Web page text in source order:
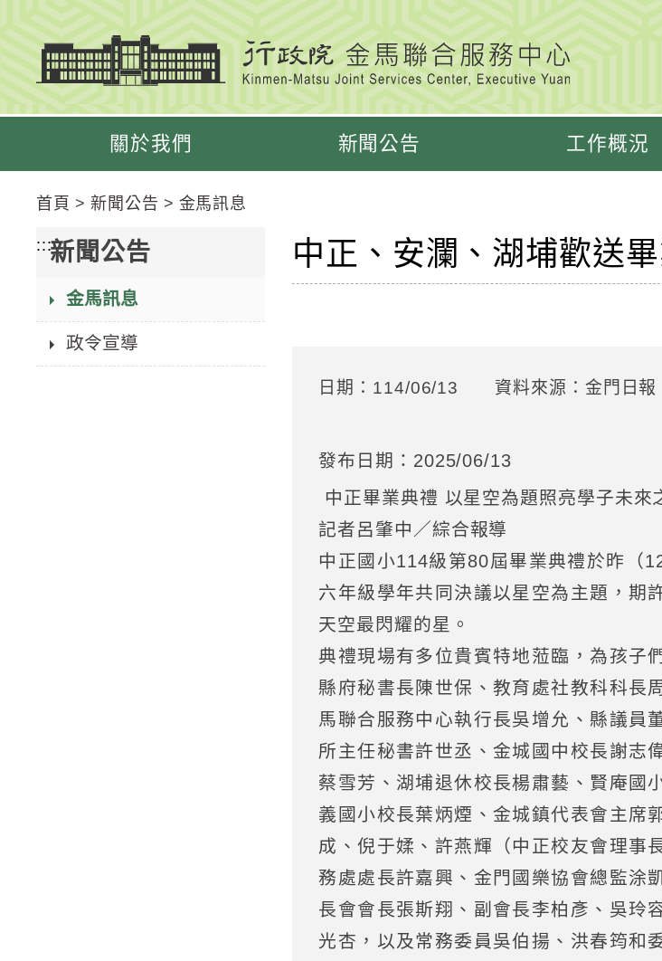
block
關於我們 新聞公告 工作概況
首頁 新聞公告 金馬訊息
:::新聞公告
金馬訊息
政令宣導
中正、安瀾、湖埔歡送
日期：114/06/13 資料來源：金門日報
發布日期：2025/06/13
中正畢業典禮 以星空為題照亮學子未來
記者呂肇中／綜合報導
中正國小114級第80屆畢業典禮於昨（
六年級學年共同決議以星空為主題，期
天空最閃耀的星。
典禮現場有多位貴賓特地蒞臨，為孩子
縣府秘書長陳世保、教育處社教科科長
馬聯合服務中心執行長吳增允、縣議員
所主任秘書許世丞、金城國中校長謝志
蔡雪芳、湖埔退休校長楊肅藝、賢庵國
義國小校長葉炳煙、金城鎮代表會主席
成、倪于媃、許燕輝（中正校友會理事
務處處長許嘉興、金門國樂協會總監涂
長會會長張斯翔、副會長李柏彥、吳玲
光杏，以及常務委員吳伯揚、洪春筠和